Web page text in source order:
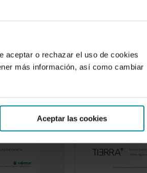
aceptar o rechazar el uso de cookies
más información, así como cambiar
Aceptar las cookies